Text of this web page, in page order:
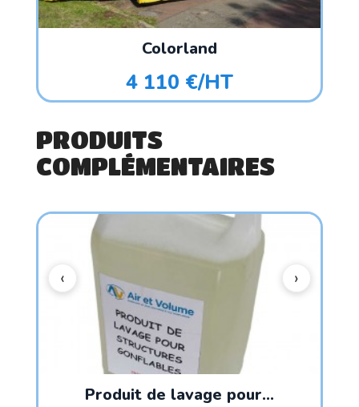
Colorland
4 110 €/HT
PRODUITS
COMPLÉMENTAIRES
Produit de lavage pour...